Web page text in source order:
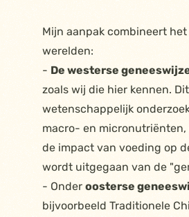
Mijn aanpak combineert
werelden:
- De westerse
zoals wij die hier kennen.
wetenschappelijk
macro- en
de impact van voeding op
wordt uitgegaan van de
- Onder oosterse
bijvoorbeeld Traditionele